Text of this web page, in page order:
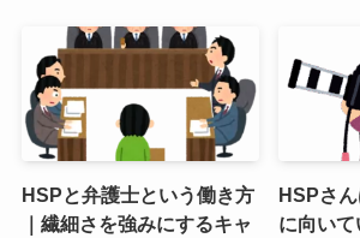
HSPと弁護士という働き方
｜繊細さを強みにするキャ
HSPさん
に向い